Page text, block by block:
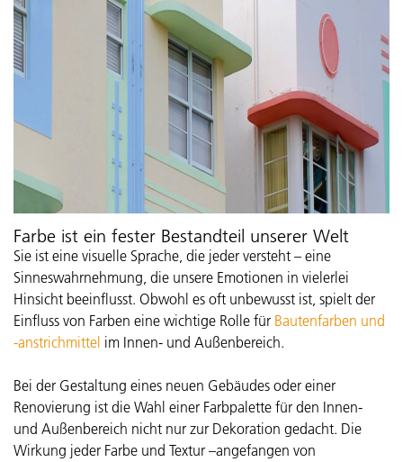
Farbe ist ein fester Bestandteil unserer Welt
Sie ist eine visuelle Sprache, die jeder versteht – eine
Sinneswahrnehmung, die unsere Emotionen in vielerlei
Hinsicht beeinflusst. Obwohl es oft unbewusst ist, spielt der
Einfluss von Farben eine wichtige Rolle für Bautenfarben und
-anstrichmittel im Innen- und Außenbereich.
Bei der Gestaltung eines neuen Gebäudes oder einer
Renovierung ist die Wahl einer Farbpalette für den Innen-
und Außenbereich nicht nur zur Dekoration gedacht. Die
Wirkung jeder Farbe und Textur –angefangen von